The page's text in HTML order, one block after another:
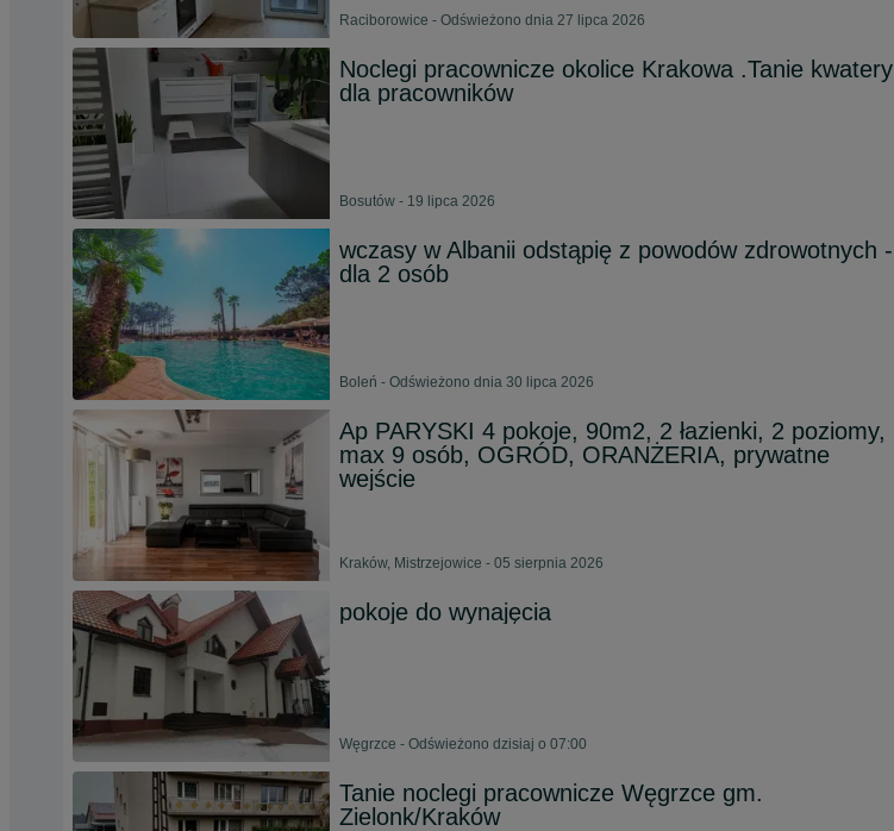
Raciborowice - Odświeżono dnia 27 lipca 2026
Noclegi pracownicze okolice Krakowa .Tanie kwatery
dla pracowników
Bosutów - 19 lipca 2026
wczasy w Albanii odstąpię z powodów zdrowotnych -
dla 2 osób
Boleń - Odświeżono dnia 30 lipca 2026
Ap PARYSKI 4 pokoje, 90m2, 2 łazienki, 2 poziomy,
max 9 osób, OGRÓD, ORANŻERIA, prywatne
wejście
Kraków, Mistrzejowice - 05 sierpnia 2026
pokoje do wynajęcia
Węgrzce - Odświeżono dzisiaj o 07:00
Tanie noclegi pracownicze Węgrzce gm.
Zielonk/Kraków